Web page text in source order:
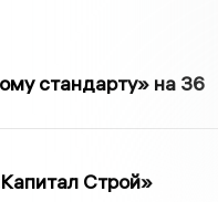
стандарту» на 36
Строй»